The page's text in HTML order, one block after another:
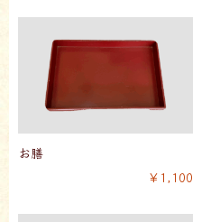
お膳
￥1,100